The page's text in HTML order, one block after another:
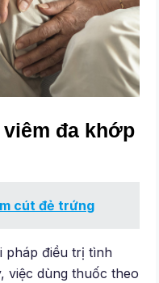
đa khớp
cút đẻ trứng
pháp điều trị tình
việc dùng thuốc theo